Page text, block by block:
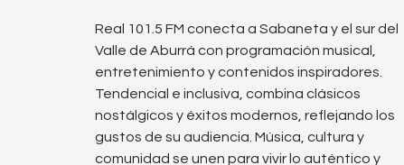
Real 101.5 FM conecta a Sabaneta y el sur del
Valle de Aburrá con programación musical,
entretenimiento y contenidos inspiradores.
Tendencial e inclusiva, combina clásicos
nostálgicos y éxitos modernos, reflejando los
gustos de su audiencia. Música, cultura y
comunidad se unen para vivir lo auténtico y